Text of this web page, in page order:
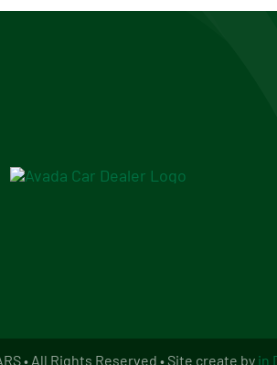
• All Rights Reserved • Site create by in